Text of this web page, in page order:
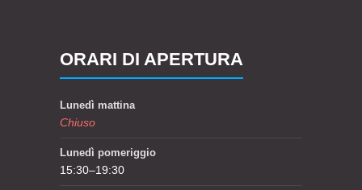
ORARI DI APERTURA
Lunedì mattina
Chiuso
Lunedì pomeriggio
15:30–19:30